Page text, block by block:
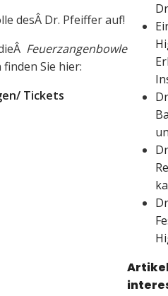
desÂ Dr. Pfeiffer auf!
Feuerzangenbowle
Sie hier:
Tickets